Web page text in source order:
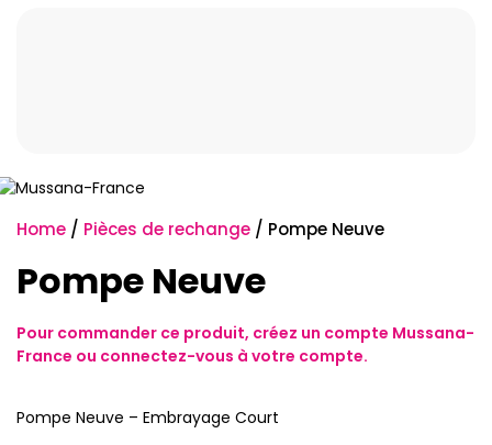
Home / Pièces de rechange / Pompe Neuve
Pompe Neuve
Pour commander ce produit, créez un compte Mussana-
France ou connectez-vous à votre compte.
Pompe Neuve – Embrayage Court